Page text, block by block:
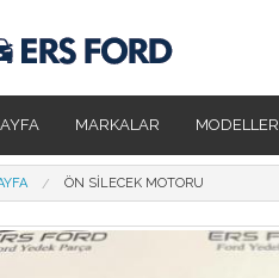
MARKALAR MODELLER
ÖN SILECEK MOTORU